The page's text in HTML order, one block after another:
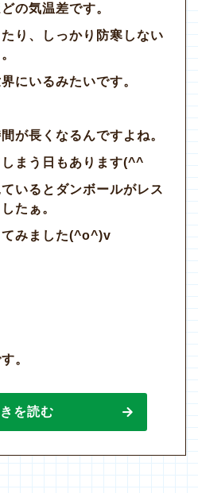
の気温差です。
り、しっかり防寒しない
にいるみたいです。
が長くなるんですよね。
まう日もあります(^^ゞ
いるとダンボールがレス
たぁ。
てみました(^o^)v
。
を読む